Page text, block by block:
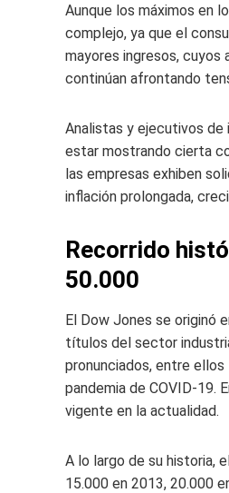
Aunque los máximos en
complejo, ya que el
mayores ingresos, cuyos
continúan afrontando
Analistas y ejecutivos
estar mostrando cierta
las empresas exhiben
inflación prolongada,
Recorrido
50.000
El Dow Jones se originó
títulos del sector
pronunciados, entre ellos
pandemia de COVID-19.
vigente en la actualidad.
A lo largo de su historia,
15.000 en 2013, 20.000